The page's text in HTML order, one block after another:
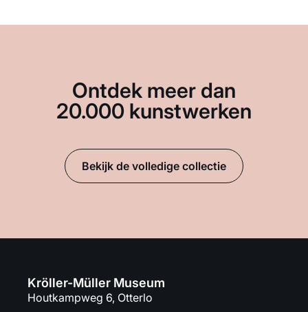
Ontdek meer dan
20.000 kunstwerken
Bekijk de volledige collectie
Kröller-Müller Museum
Houtkampweg 6, Otterlo